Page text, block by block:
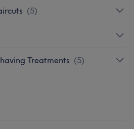
(5)
Treatments (5)